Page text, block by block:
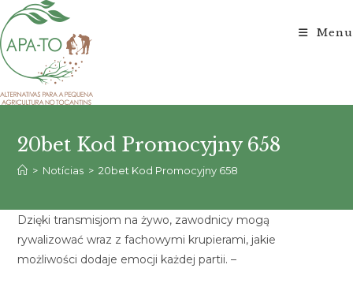
para
o
conteúdo
Menu
20bet Kod Promocyjny 658
> Notícias > 20bet Kod Promocyjny 658
Dzięki transmisjom na żywo, zawodnicy mogą
rywalizować wraz z fachowymi krupierami, jakie
możliwości dodaje emocji każdej partii. –